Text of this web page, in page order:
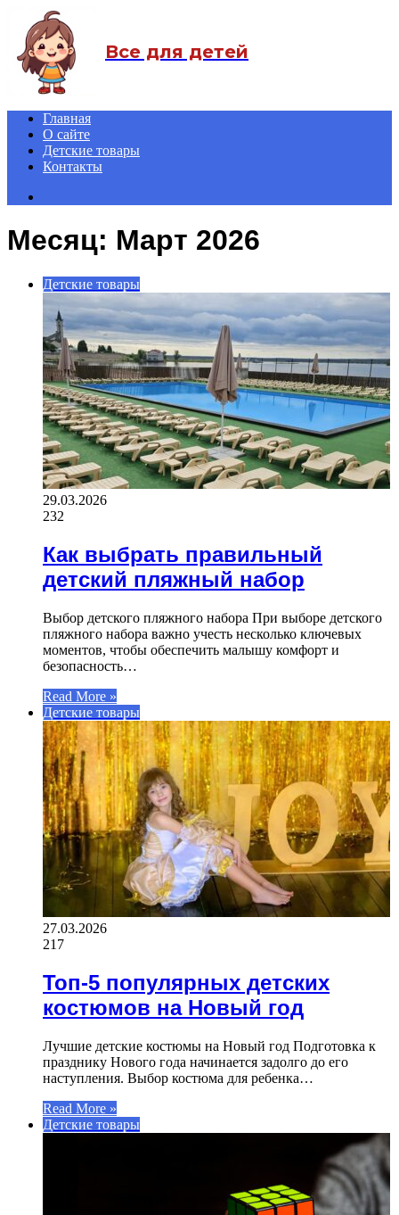
Все для детей
Главная
О сайте
Детские товары
Контакты
Месяц: Март 2026
Детские товары
29.03.2026
232
Как выбрать правильный
детский пляжный набор
Выбор детского пляжного набора При выборе детского
пляжного набора важно учесть несколько ключевых
моментов, чтобы обеспечить малышу комфорт и
безопасность…
Read More »
Детские товары
27.03.2026
217
Топ-5 популярных детских
костюмов на Новый год
Лучшие детские костюмы на Новый год Подготовка к
празднику Нового года начинается задолго до его
наступления. Выбор костюма для ребенка…
Read More »
Детские товары